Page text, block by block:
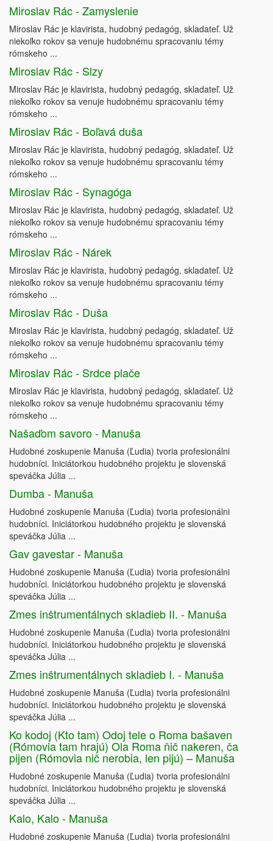
Miroslav Rác - Zamyslenie
Miroslav Rác je klavirista, hudobný pedagóg, skladateľ. Už
niekoľko rokov sa venuje hudobnému spracovaniu témy
rómskeho ...
Miroslav Rác - Slzy
Miroslav Rác je klavirista, hudobný pedagóg, skladateľ. Už
niekoľko rokov sa venuje hudobnému spracovaniu témy
rómskeho ...
Miroslav Rác - Boľavá duša
Miroslav Rác je klavirista, hudobný pedagóg, skladateľ. Už
niekoľko rokov sa venuje hudobnému spracovaniu témy
rómskeho ...
Miroslav Rác - Synagóga
Miroslav Rác je klavirista, hudobný pedagóg, skladateľ. Už
niekoľko rokov sa venuje hudobnému spracovaniu témy
rómskeho ...
Miroslav Rác - Nárek
Miroslav Rác je klavirista, hudobný pedagóg, skladateľ. Už
niekoľko rokov sa venuje hudobnému spracovaniu témy
rómskeho ...
Miroslav Rác - Duša
Miroslav Rác je klavirista, hudobný pedagóg, skladateľ. Už
niekoľko rokov sa venuje hudobnému spracovaniu témy
rómskeho ...
Miroslav Rác - Srdce plače
Miroslav Rác je klavirista, hudobný pedagóg, skladateľ. Už
niekoľko rokov sa venuje hudobnému spracovaniu témy
rómskeho ...
Našaďom savoro - Manuša
Hudobné zoskupenie Manuša (Ľudia) tvoria profesionálni
hudobníci. Iniciátorkou hudobného projektu je slovenská
speváčka Júlia ...
Dumba - Manuša
Hudobné zoskupenie Manuša (Ľudia) tvoria profesionálni
hudobníci. Iniciátorkou hudobného projektu je slovenská
speváčka Júlia ...
Gav gavestar - Manuša
Hudobné zoskupenie Manuša (Ľudia) tvoria profesionálni
hudobníci. Iniciátorkou hudobného projektu je slovenská
speváčka Júlia ...
Zmes inštrumentálnych skladieb II. - Manuša
Hudobné zoskupenie Manuša (Ľudia) tvoria profesionálni
hudobníci. Iniciátorkou hudobného projektu je slovenská
speváčka Júlia ...
Zmes inštrumentálnych skladieb I. - Manuša
Hudobné zoskupenie Manuša (Ľudia) tvoria profesionálni
hudobníci. Iniciátorkou hudobného projektu je slovenská
speváčka Júlia ...
Ko kodoj (Kto tam) Odoj tele o Roma bašaven
(Rómovia tam hrajú) Ola Roma ňič nakeren, ča
pijen (Rómovia nič nerobia, len pijú) – Manuša
Hudobné zoskupenie Manuša (Ľudia) tvoria profesionálni
hudobníci. Iniciátorkou hudobného projektu je slovenská
speváčka Júlia ...
Kalo, Kalo - Manuša
Hudobné zoskupenie Manuša (Ľudia) tvoria profesionálni